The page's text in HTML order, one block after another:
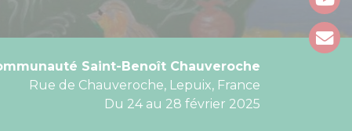
Saint-Benoît Chauveroche
Rue de Chauveroche, Lepuix, France
Du 24 au 28 février 2025